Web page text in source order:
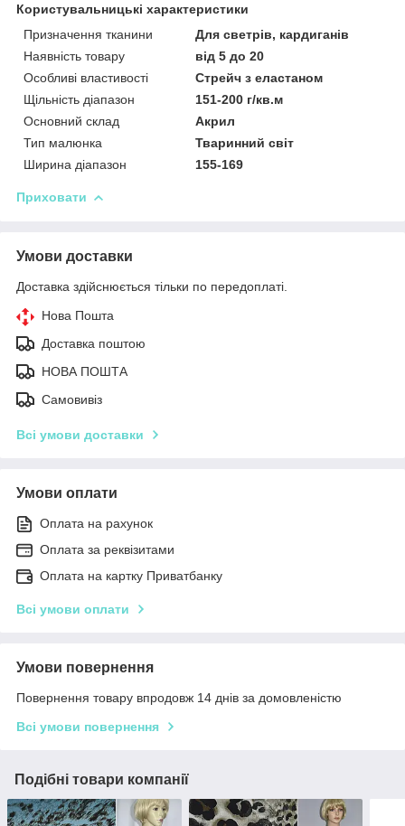
Користувальницькі характеристики
Призначення тканини
Для светрів, кардиганів
Наявність товару
від 5 до 20
Особливі властивості
Стрейч з еластаном
Щільність діапазон
151-200 г/кв.м
Основний склад
Акрил
Тип малюнка
Тваринний світ
Ширина діапазон
155-169
Приховати
Умови доставки
Доставка здійснюється тільки по передоплаті.
Нова Пошта
Доставка поштою
НОВА ПОШТА
Самовивіз
Всі умови доставки
Умови оплати
Оплата на рахунок
Оплата за реквізитами
Оплата на картку Приватбанку
Всі умови оплати
Умови повернення
Повернення товару впродовж 14 днів за домовленістю
Всі умови повернення
Подібні товари компанії